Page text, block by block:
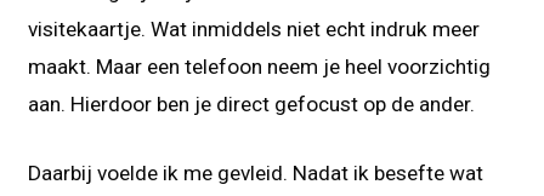
visitekaartje. Wat inmiddels niet echt indruk meer
maakt. Maar een telefoon neem je heel voorzichtig
aan. Hierdoor ben je direct gefocust op de ander.
Daarbij voelde ik me gevleid. Nadat ik besefte wat